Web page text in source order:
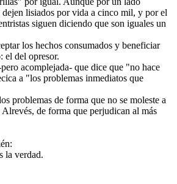
lisiados por vida a cinco mil, y por el
siguen diciendo que son iguales un
los hechos consumados y beneficiar
el del opresor.
acomplejada- que dice que "no hace
a "los problemas inmediatos que
problemas de forma que no se moleste a
de forma que perjudican al más
la verdad.